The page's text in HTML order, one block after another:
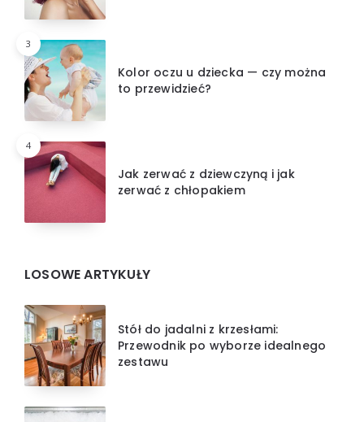
3
Kolor oczu u dziecka — czy można
to przewidzieć?
4
Jak zerwać z dziewczyną i jak
zerwać z chłopakiem
LOSOWE ARTYKUŁY
Stół do jadalni z krzesłami:
Przewodnik po wyborze idealnego
zestawu